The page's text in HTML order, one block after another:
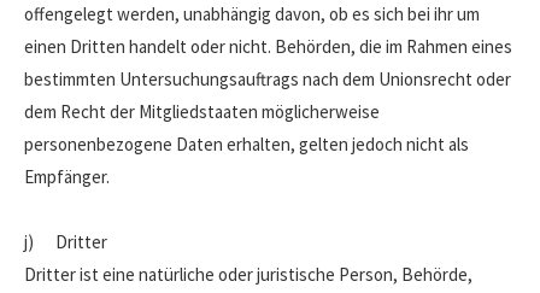
offengelegt werden, unabhängig davon, ob es sich bei ihr um
einen Dritten handelt oder nicht. Behörden, die im Rahmen eines
bestimmten Untersuchungsauftrags nach dem Unionsrecht oder
dem Recht der Mitgliedstaaten möglicherweise
personenbezogene Daten erhalten, gelten jedoch nicht als
Empfänger.
j) Dritter
Dritter ist eine natürliche oder juristische Person, Behörde,